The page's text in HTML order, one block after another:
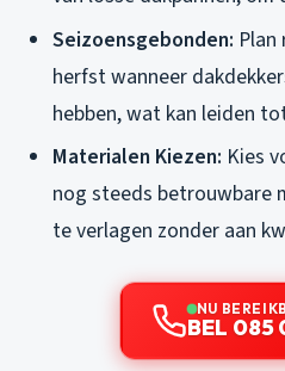
Seizoensgebonden:
herfst wanneer
hebben, wat kan leiden
Materialen Kiezen: Kies
nog steeds betrouwbare
te verlagen zonder aan
NU
BEL 085